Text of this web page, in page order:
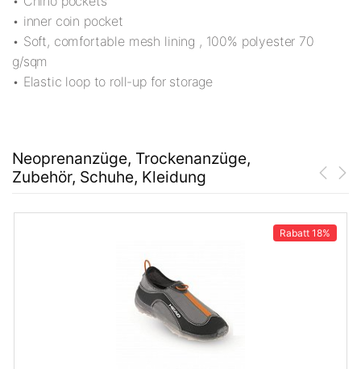
• inner coin pocket
• Soft, comfortable mesh lining , 100% polyester 70
g/sqm
• Elastic loop to roll-up for storage
Neoprenanzüge, Trockenanzüge,
Zubehör, Schuhe, Kleidung
Rabatt 18%